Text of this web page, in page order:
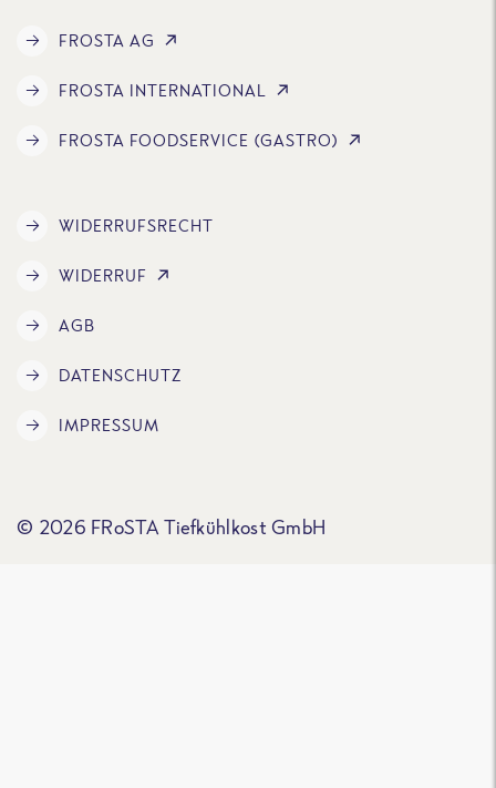
FROSTA AG
FROSTA INTERNATIONAL
FROSTA FOODSERVICE (GASTRO)
WIDERRUFSRECHT
WIDERRUF
AGB
DATENSCHUTZ
IMPRESSUM
© 2026 FRoSTA Tiefkühlkost GmbH